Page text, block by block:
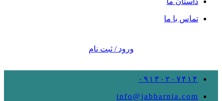
تماس با ما
ورود / ثبت نام
۰۹۱۳۰۲۰۷۴۱۴
info@jabbarnia.com